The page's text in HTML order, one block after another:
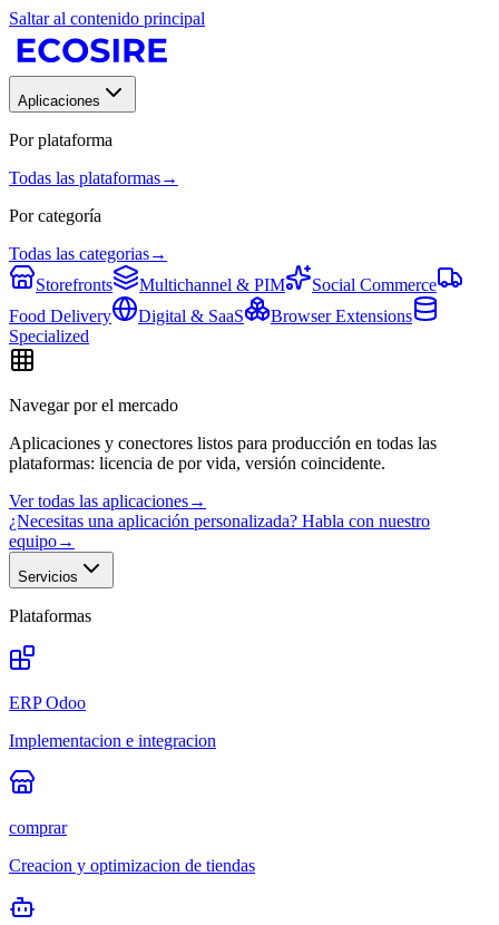
Saltar al contenido principal
Aplicaciones
Por plataforma
Todas las plataformas→
Por categoría
Todas las categorias→
Storefronts
Multichannel & PIM
Social Commerce
Food Delivery
Digital & SaaS
Browser Extensions
Specialized
Navegar por el mercado
Aplicaciones y conectores listos para producción en todas las
plataformas: licencia de por vida, versión coincidente.
Ver todas las aplicaciones→
¿Necesitas una aplicación personalizada? Habla con nuestro
equipo→
Servicios
Plataformas
ERP Odoo
Implementacion e integracion
comprar
Creacion y optimizacion de tiendas